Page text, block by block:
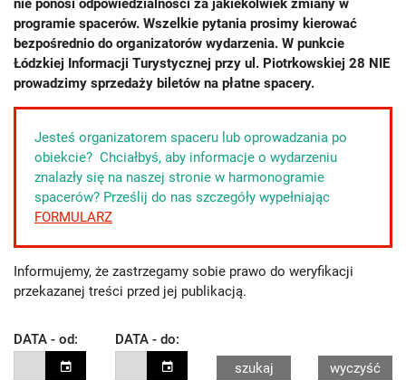
nie ponosi odpowiedzialności za jakiekolwiek zmiany w
programie spacerów. Wszelkie pytania prosimy kierować
bezpośrednio do organizatorów wydarzenia. W punkcie
Łódzkiej Informacji Turystycznej przy ul. Piotrkowskiej 28 NIE
prowadzimy sprzedaży biletów na płatne spacery.
Jesteś organizatorem spaceru lub oprowadzania po
obiekcie? Chciałbyś, aby informacje o wydarzeniu
znalazły się na naszej stronie w harmonogramie
spacerów? Prześlij do nas szczegóły wypełniając
FORMULARZ
Informujemy, że zastrzegamy sobie prawo do weryfikacji
przekazanej treści przed jej publikacją.
DATA - od: DATA - do:
szukaj wyczyść